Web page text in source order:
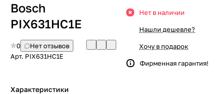
Bosch
PIX631HC1E
0
Нет отзывов
Арт. PIX631HC1E
Характеристики
Нет в наличии
Нашли дешевле?
Хочу в подарок
Фирменная гарантия!